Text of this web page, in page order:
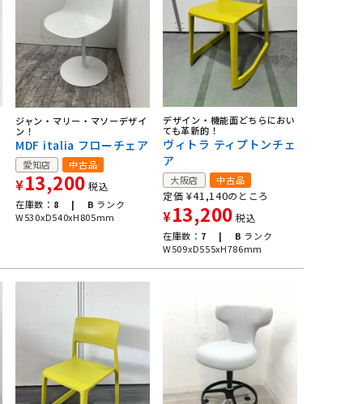
ジャン・マリー・マソーデザイ
ン！
MDF italia フローチェア
愛知店 中古品
¥13,200 税込
在庫数： 8 | B ランク
W530xD540xH805mm
デザイン・機能面どちらにおい
ても革新的！
ヴィトラ ティプトンチェ
ア
大阪店 中古品
定価 ¥41,140のところ
¥13,200 税込
在庫数： 7 | B ランク
W509xD555xH786mm